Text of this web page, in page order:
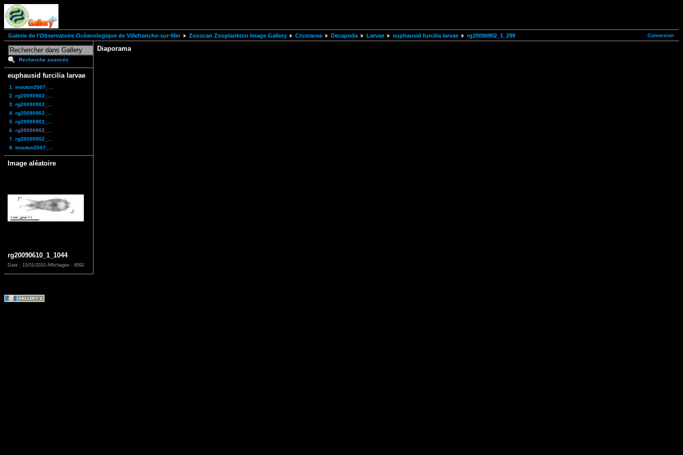
Connexion
Galerie de l'Observatoire Océanologique de Villefranche-sur-Mer Zooscan Zooplankton Image Gallery Crustacea Decapoda Larvae euphausid furcilia larvae rg20090902_1_299
Recherche avancée
euphausid furcilia larvae
1. mouton2007_...
2. rg20090902_...
3. rg20090902_...
4. rg20090902_...
5. rg20090902_...
6. rg20090902_...
7. rg20090902_...
8. mouton2007_...
Image aléatoire
rg20090610_1_1044
Date : 15/01/2010 Affichages : 6092
Diaporama